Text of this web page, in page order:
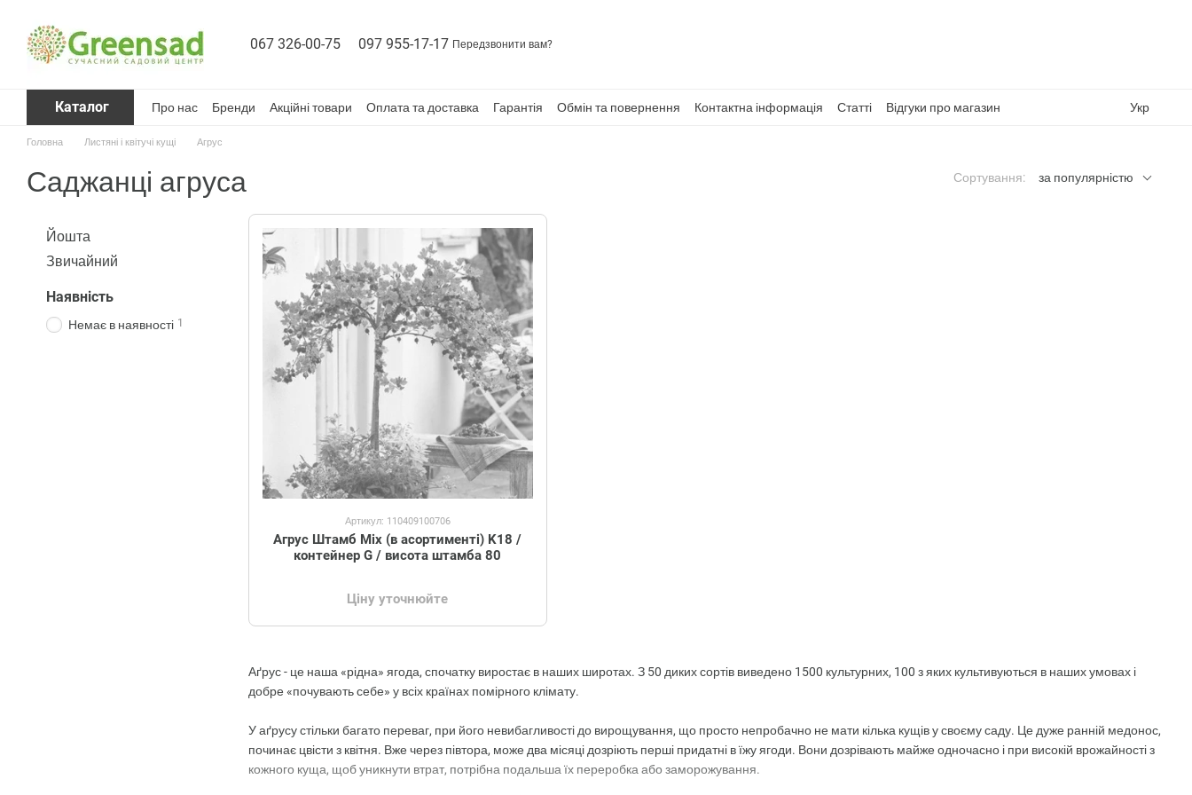
067 326-00-75 097 955-17-17 Передзвонити вам?
Каталог Про нас Бренди Акційні товари Оплата та доставка Гарантія Обмін та повернення Контактна інформація Статті Відгуки про магазин Укр
Головна Листяні і квітучі кущі Агрус
Саджанці агруса Сортування: за популярністю
Аґрус - це наша «рідна» ягода, спочатку виростає в наших широтах. З 50 диких сортів виведено 1500 культурних, 100 з яких культивуються в наших умовах і
добре «почувають себе» у всіх країнах помірного клімату.
У аґрусу стільки багато переваг, при його невибагливості до вирощування, що просто непробачно не мати кілька кущів у своєму саду. Це дуже ранній медонос,
починає цвісти з квітня. Вже через півтора, може два місяці дозріють перші придатні в їжу ягоди. Вони дозрівають майже одночасно і при високій врожайності з
кожного куща, щоб уникнути втрат, потрібна подальша їх переробка або заморожування.
Артикул: 110409100706
Агрус Штамб Mix (в асортименті) K18 /
контейнер G / висота штамба 80
Ціну уточнюйте
Йошта
Звичайний
Наявність
Немає в наявності 1